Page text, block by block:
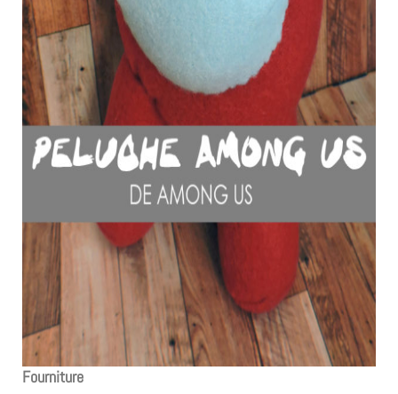
Fourniture